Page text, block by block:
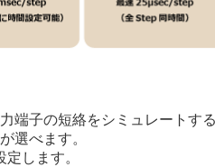
端子の短絡をシミュレート
選べます。
します。